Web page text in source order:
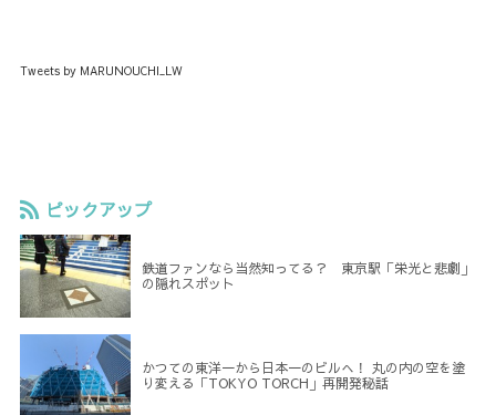
Tweets by MARUNOUCHI_LW
ピックアップ
鉄道ファンなら当然知ってる？ 東京駅「栄光と悲劇」
の隠れスポット
かつての東洋一から日本一のビルへ！ 丸の内の空を塗
り変える「TOKYO TORCH」再開発秘話